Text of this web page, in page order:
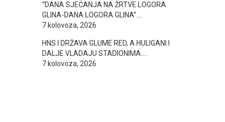
“DANA SJEĆANJA NA ŽRTVE LOGORA
GLINA-DANA LOGORA GLINA”….
7 kolovoza, 2026
HNS I DRŽAVA GLUME RED, A HULIGANI I
DALJE VLADAJU STADIONIMA….
7 kolovoza, 2026